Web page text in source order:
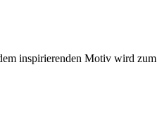
inspirierenden Motiv wird zum